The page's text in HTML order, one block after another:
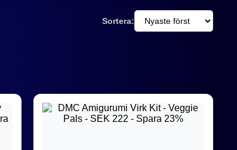
Sortera: